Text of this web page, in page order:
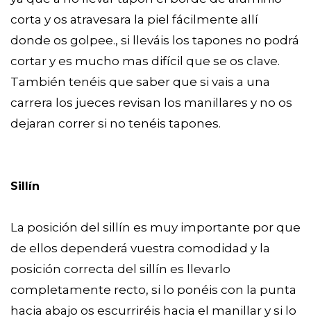
corta y os atravesara la piel fácilmente allí
donde os golpee., si lleváis los tapones no podrá
cortar y es mucho mas difícil que se os clave.
También tenéis que saber que si vais a una
carrera los jueces revisan los manillares y no os
dejaran correr si no tenéis tapones.
Sillín
La posición del sillín es muy importante por que
de ellos dependerá vuestra comodidad y la
posición correcta del sillín es llevarlo
completamente recto, si lo ponéis con la punta
hacia abajo os escurriréis hacia el manillar y si lo